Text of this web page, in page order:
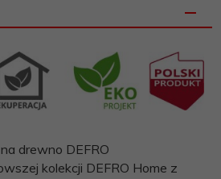
drewno DEFRO
kolekcji DEFRO Home z